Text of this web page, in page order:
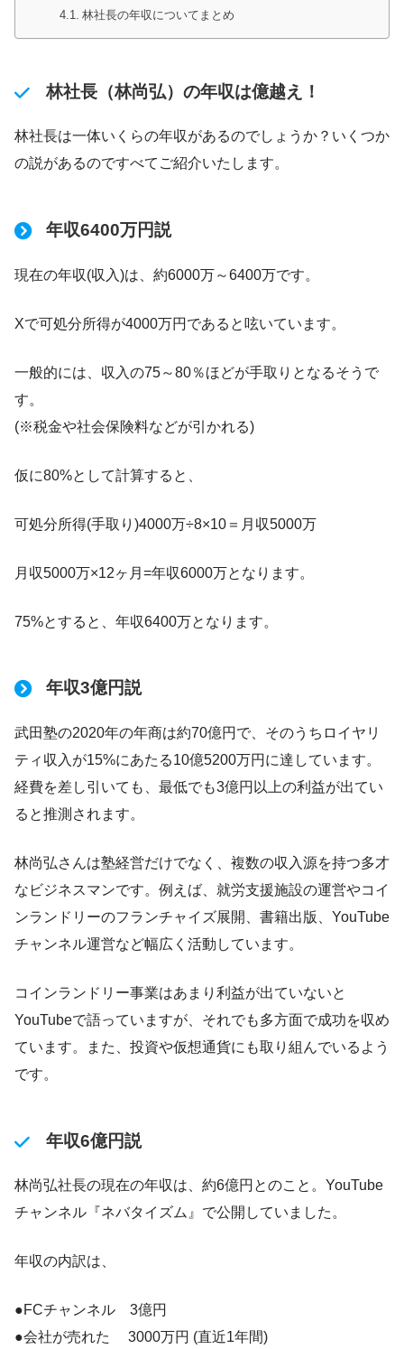
林社長の年収についてまとめ
林社長（林尚弘）の年収は億越え！
林社長は一体いくらの年収があるのでしょうか？いくつか
の説があるのですべてご紹介いたします。
年収6400万円説
現在の年収(収入)は、約6000万～6400万です。
Xで可処分所得が4000万円であると呟いています。
一般的には、収入の75～80％ほどが手取りとなるそうで
す。
(※税金や社会保険料などが引かれる)
仮に80%として計算すると、
可処分所得(手取り)4000万÷8×10＝月収5000万
月収5000万×12ヶ月=年収6000万となります。
75%とすると、年収6400万となります。
年収3億円説
武田塾の2020年の年商は約70億円で、そのうちロイヤリ
ティ収入が15%にあたる10億5200万円に達しています。
経費を差し引いても、最低でも3億円以上の利益が出てい
ると推測されます。
林尚弘さんは塾経営だけでなく、複数の収入源を持つ多才
なビジネスマンです。例えば、就労支援施設の運営やコイ
ンランドリーのフランチャイズ展開、書籍出版、YouTube
チャンネル運営など幅広く活動しています。
コインランドリー事業はあまり利益が出ていないと
YouTubeで語っていますが、それでも多方面で成功を収め
ています。また、投資や仮想通貨にも取り組んでいるよう
です。
年収6億円説
林尚弘社長の現在の年収は、約6億円とのこと。YouTube
チャンネル『ネバタイズム』で公開していました。
年収の内訳は、
●FCチャンネル 3億円
●会社が売れた 3000万円 (直近1年間)